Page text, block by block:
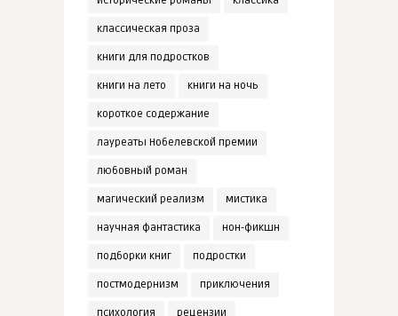
классическая проза
книги для подростков
книги на лето книги на ночь
короткое содержание
лауреаты Нобелевской премии
любовный роман
магический реализм мистика
научная фантастика нон-фикшн
подборки книг подростки
постмодернизм приключения
психология рецензии